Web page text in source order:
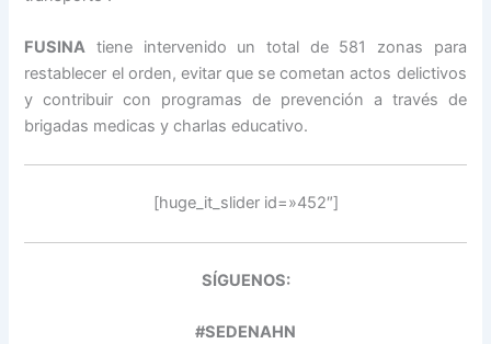
FUSINA tiene intervenido un total de 581 zonas para
restablecer el orden, evitar que se cometan actos delictivos
y contribuir con programas de prevención a través de
brigadas medicas y charlas educativo.
[huge_it_slider id=»452″]
SÍGUENOS:
#SEDENAHN